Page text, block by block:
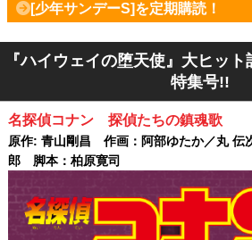
[少年サンデーS]を定期購読！
『ハイウェイの堕天使』大ヒッ
特集号!!
名探偵コナン 探偵たちの鎮魂歌
原作: 青山剛昌 作画：阿部ゆたか／丸
郎 脚本：柏原寛司